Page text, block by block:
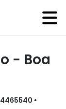
- Boa
•